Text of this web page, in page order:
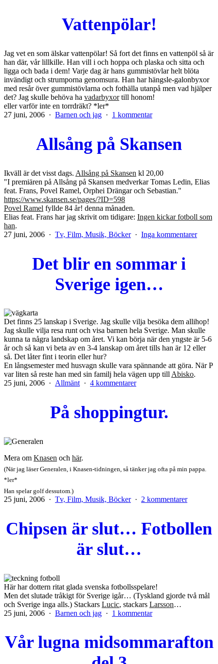
och
ctrl
Vattenpölar!
Jag vet en som älskar vattenpölar! Så fort det finns en vattenpöl så är
han där, vår lillkille. Han vill i och hoppa och plaska och sitta och
ligga och bada i dem! Varje dag är hans gummistövlar helt blöta
invändigt och strumporna genomsura. Han har hängsle-galonbyxor
med resår över gummistövlarna och fothälla utanpå men vad hjälper
det? Jag skulle behöva ha vadarbyxortill honom!
eller varför inte en torrdräkt? *ler*
Publicerat
27 juni, 2006
Kategoriserat
Barnen och jag 1 kommentartill
Allsång på Skansen
Ikväll är det visst dags. Allsång på Skansen kl 20,00
"I premiären på Allsång på Skansen medverkar Tomas Ledin, Elias
feat. Frans, Povel Ramel, Orphei Drängar och Sebastian."
https://www.skansen.se/pages/?ID=598
Povel Ramel fyllde 84 år! denna månaden.
Elias feat. Frans har jag skrivit om tidigare: Ingen kickar fotboll som
han.
Publicerat
27 juni, 2006
Kategoriserat
Tv, Film, Musik, Böcker Inga kommentarertill
Det blir en sommar i
Sverige igen…
Det finns 25 lanskap i Sverige. Jag skulle vilja besöka dem allihop!
Jag skulle vilja resa runt och visa barnen hela Sverige. Man skulle
kunna ta några landskap om året. Vi kan börja när den yngste är 5-6
år och så kan vi beta av en 3-4 lanskap om året tills han är 12 eller
så. Det låter fint i teorin eller hur?
En långsemester med husvagn skulle vara spännande att göra. När P
var liten så reste han med sin familj hela vägen upp tillAbisko.
Publicerat
25 juni, 2006
Kategoriserat
Allmänt 4 kommentarertill
en
sommar
På shoppingtur.
Mera om Knasen och här.
(När jag läser Generalen, i Knasen-tidningen, så tänker jag ofta på min pappa.
*ler*
Han spelar golf dessutom.)
Publicerat
25 juni, 2006
Kategoriserat
Tv, Film, Musik, Böcker 2 kommentarertill
Chipsen är slut… Fotbollen
är slut…
Här har dottern ritat glada svenska fotbollsspelare!
Men det slutade tråkigt för Sverige igår… (Tyskland gjorde två mål
och Sverige inga alls.) Stackars Lucic, stackars Larsson…
Publicerat
25 juni, 2006
Kategoriserat
Barnen och jag 1 kommentartill
slut…
Fotbollen
Vår lugna midsommarafton